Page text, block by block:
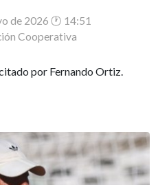
de 2026 🕐 14:51
Cooperativa
por Fernando Ortiz.